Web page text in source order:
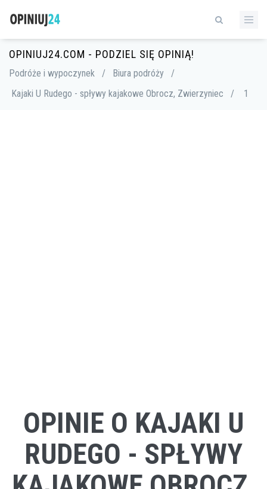
OPINIUJ24.COM - PODZIEL SIĘ OPINIĄ!
Podróże i wypoczynek / Biura podróży
/
Kajaki U Rudego - spływy kajakowe Obrocz, Zwierzyniec
/ 1
OPINIE O KAJAKI U
RUDEGO - SPŁYWY